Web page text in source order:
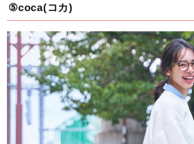
⑤coca(コカ)